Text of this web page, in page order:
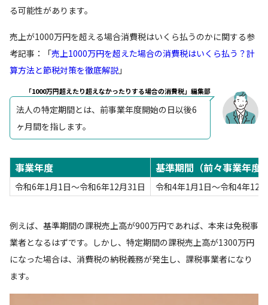
る可能性があります。
売上が1000万円を超える場合消費税はいくら払うのかに関する参
考記事：「売上1000万円を超えた場合の消費税はいくら払う？計
算方法と節税対策を徹底解説 」
「1000万円超えたり超えなかったりする場合の消費税」編集部
法人の特定期間とは、前事業年度開始の日以後6
ヶ月間を指します。
事業年度 基準期間（前々事業年度
令和6年1月1日～令和6年12月31日 令和4年1月1日～令和4年12
例えば、基準期間の課税売上高が900万円であれば、本来は免税事
業者となるはずです。しかし、特定期間の課税売上高が1300万円
になった場合は、消費税の納税義務が発生し、課税事業者になり
ます。